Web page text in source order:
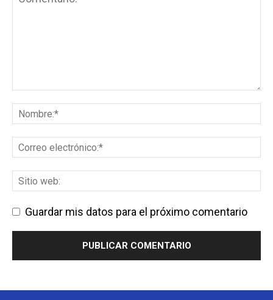
Guardar mis datos para el próximo comentario